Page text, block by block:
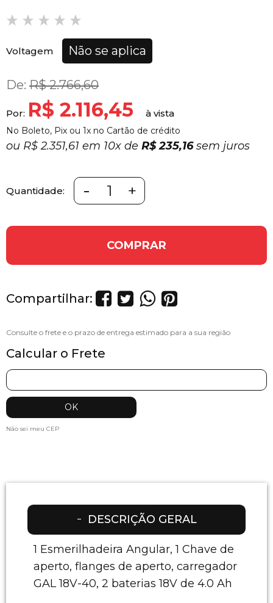
Voltagem Não se aplica
De: R$ 2.766,60
Por: R$ 2.116,45
No Boleto, Pix ou 1x no Cartão de crédito
ou R$ 2.351,61 em 10x de R$ 235,16sem juros
Quantidade: - +
COMPRAR
Compartilhar:
Calcular o Frete
Não sei meu CEP
DESCRIÇÃO GERAL
1 Esmerilhadeira Angular, 1 Chave de
aperto, flanges de aperto, carregador
GAL 18V-40, 2 baterias 18V de 4.0 Ah